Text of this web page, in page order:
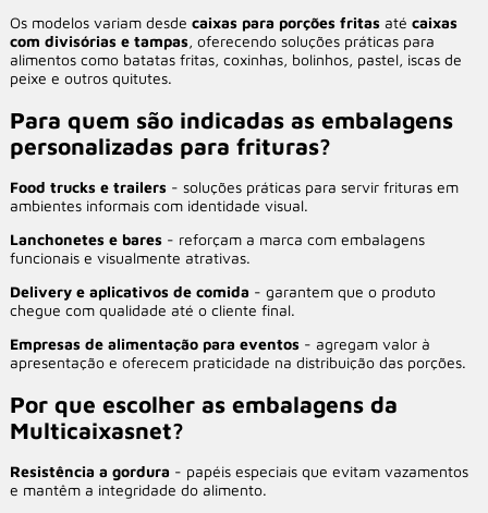
Os modelos variam desde caixas para porções fritasaté caixas
com divisórias e tampas, oferecendo soluções práticas para
alimentos como batatas fritas, coxinhas, bolinhos, pastel, iscas de
peixe e outros quitutes.
Para quem são indicadas as embalagens
personalizadas para frituras?
Food trucks e trailers- soluções práticas para servir frituras em
ambientes informais com identidade visual.
Lanchonetes e bares- reforçam a marca com embalagens
funcionais e visualmente atrativas.
Delivery e aplicativos de comida - garantem que o produto
chegue com qualidade até o cliente final.
Empresas de alimentação para eventos- agregam valor à
apresentação e oferecem praticidade na distribuição das porções.
Por que escolher as embalagens da
Multicaixasnet?
Resistência a gordura - papéis especiais que evitam vazamentos
e mantêm a integridade do alimento.